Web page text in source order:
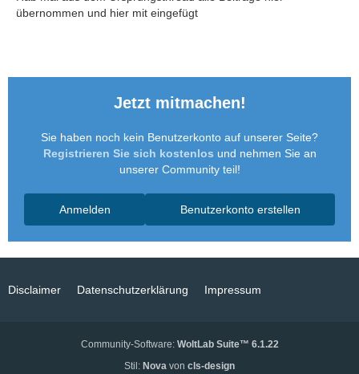
übernommen und hier mit eingefügt
Jetzt mitmachen!
Sie haben noch kein Benutzerkonto auf unserer Seite?
Registrieren Sie sich kostenlos und nehmen Sie an
unserer Community teil!
Benutzerkonto erstellen
Anmelden
Disclaimer Datenschutzerklärung Impressum
Community-Software: WoltLab Suite™ 6.1.22
Stil: Nova von cls-design